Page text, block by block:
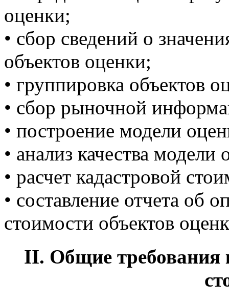
оценки;
• сбор сведений о
объектов оценки;
• группировка объектов
• сбор рыночной
• построение модели
• анализ качества модели
• расчет кадастровой
• составление отчета об
стоимости объектов
II. Общие требования